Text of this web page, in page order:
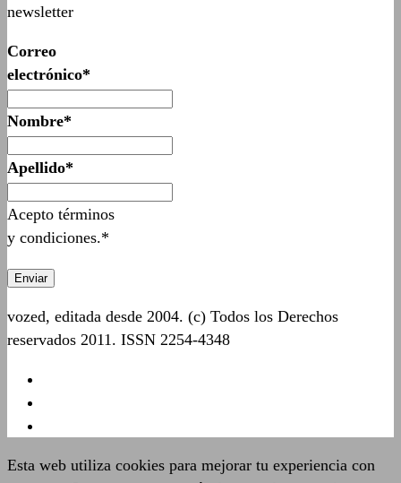
newsletter
Correo
electrónico*
Nombre*
Apellido*
Acepto términos
y condiciones.*
vozed, editada desde 2004. (c) Todos los Derechos
reservados 2011. ISSN 2254-4348
Esta web utiliza cookies para mejorar tu experiencia con